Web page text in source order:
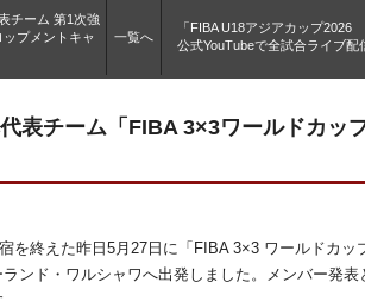
チーム 第1次強
プメントキャ
一覧へ
「FIBA U18アジアカップ
公式YouTubeで全試合ライブ配
表チーム「FIBA 3×3ワールドカッ
を終えた昨⽇5⽉27⽇に「FIBA 3×3 ワールドカッ
ンド・ワルシャワへ出発しました。メンバー発表